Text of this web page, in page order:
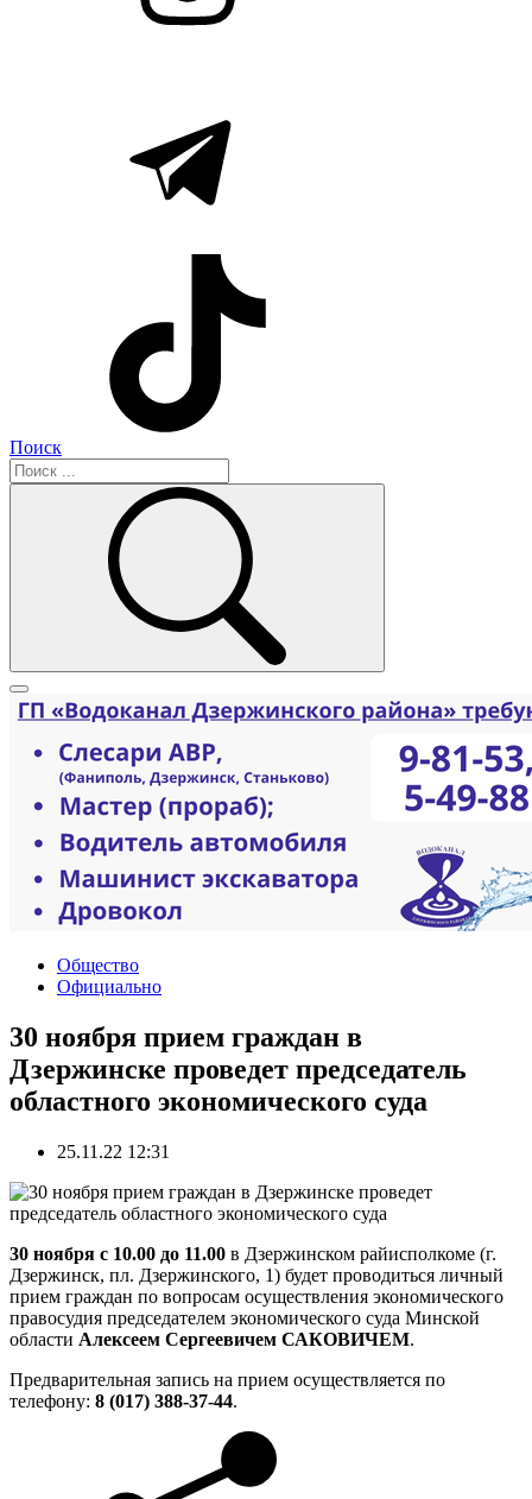
Поиск
Общество
Официально
30 ноября прием граждан в
Дзержинске проведет председатель
областного экономического суда
25.11.22 12:31
30 ноября с 10.00 до 11.00 в Дзержинском райисполкоме (г.
Дзержинск, пл. Дзержинского, 1) будет проводиться личный
прием граждан по вопросам осуществления экономического
правосудия председателем экономического суда Минской
области Алексеем Сергеевичем САКОВИЧЕМ.
Предварительная запись на прием осуществляется по
телефону: 8 (017) 388-37-44.